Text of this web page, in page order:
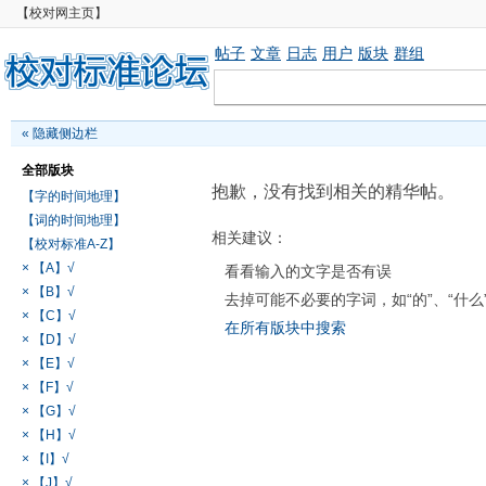
【校对网主页】
帖子 文章 日志 用户 版块 群组
« 隐藏侧边栏
全部版块
【字的时间地理】
【词的时间地理】
【校对标准A-Z】
× 【A】√
× 【B】√
× 【C】√
× 【D】√
× 【E】√
× 【F】√
× 【G】√
× 【H】√
× 【I】√
× 【J】√
抱歉，没有找到相关的精华帖。
相关建议：
看看输入的文字是否有误
去掉可能不必要的字词，如“的”、“什么
在所有版块中搜索